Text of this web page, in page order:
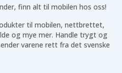
bærbar PC
finn alt til mobilen hos oss!
til mobilen, nettbrettet,
og mye mer. Handle trygt og
varene rett fra det svenske